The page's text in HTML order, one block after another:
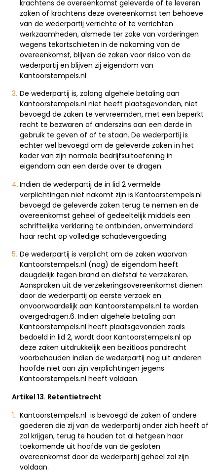
krachtens de overeenkomst geleverde of te leveren
zaken of krachtens deze overeenkomst ten behoeve
van de wederpartij verrichte of te verrichten
werkzaamheden, alsmede ter zake van vorderingen
wegens tekortschieten in de nakoming van de
overeenkomst, blijven de zaken voor risico van de
wederpartij en blijven zij eigendom van
Kantoorstempels.nl
De wederpartij is, zolang algehele betaling aan
Kantoorstempels.nl niet heeft plaatsgevonden, niet
bevoegd de zaken te vervreemden, met een beperkt
recht te bezwaren of anderszins aan een derde in
gebruik te geven of af te staan. De wederpartij is
echter wel bevoegd om de geleverde zaken in het
kader van zijn normale bedrijfsuitoefening in
eigendom aan een derde over te dragen.
Indien de wederpartij de in lid 2 vermelde
verplichtingen niet nakomt zijn is Kantoorstempels.nl
bevoegd de geleverde zaken terug te nemen en de
overeenkomst geheel of gedeeltelijk middels een
schriftelijke verklaring te ontbinden, onverminderd
haar recht op volledige schadevergoeding.
De wederpartij is verplicht om de zaken waarvan
Kantoorstempels.nl (nog) de eigendom heeft
deugdelijk tegen brand en diefstal te verzekeren.
Aanspraken uit de verzekeringsovereenkomst dienen
door de wederpartij op eerste verzoek en
onvoorwaardelijk aan Kantoorstempels.nl te worden
overgedragen.6. Indien algehele betaling aan
Kantoorstempels.nl heeft plaatsgevonden zoals
bedoeld in lid 2, wordt door Kantoorstempels.nl op
deze zaken uitdrukkelijk een bezitloos pandrecht
voorbehouden indien de wederpartij nog uit anderen
hoofde niet aan zijn verplichtingen jegens
Kantoorstempels.nl heeft voldaan.
Artikel 13. Retentietrecht
Kantoorstempels.nl is bevoegd de zaken of andere
goederen die zij van de wederpartij onder zich heeft of
zal krijgen, terug te houden tot al hetgeen haar
toekomende uit hoofde van de gesloten
overeenkomst door de wederpartij geheel zal zijn
voldaan.